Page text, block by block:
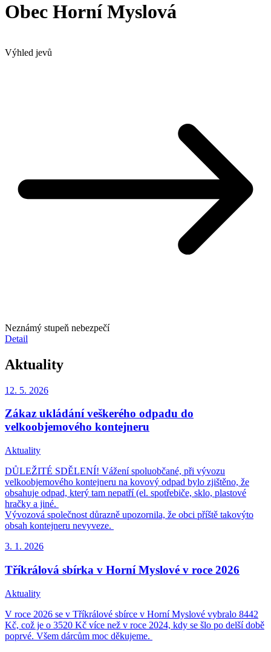
Obec Horní Myslová
Výhled jevů
Neznámý stupeň nebezpečí
Detail
Aktuality
12. 5. 2026
Zákaz ukládání veškerého odpadu do
velkoobjemového kontejneru
Aktuality
DŮLEŽITÉ SDĚLENÍ! Vážení spoluobčané, při vývozu
velkoobjemového kontejneru na kovový odpad bylo zjištěno, že
obsahuje odpad, který tam nepatří (el. spotřebiče, sklo, plastové
hračky a jiné.
Vývozová společnost důrazně upozornila, že obci příště takovýto
obsah kontejneru nevyveze.
3. 1. 2026
Tříkrálová sbírka v Horní Myslové v roce 2026
Aktuality
V roce 2026 se v Tříkrálové sbírce v Horní Myslové vybralo 8442
Kč, což je o 3520 Kč více než v roce 2024, kdy se šlo po delší době
poprvé. Všem dárcům moc děkujeme.